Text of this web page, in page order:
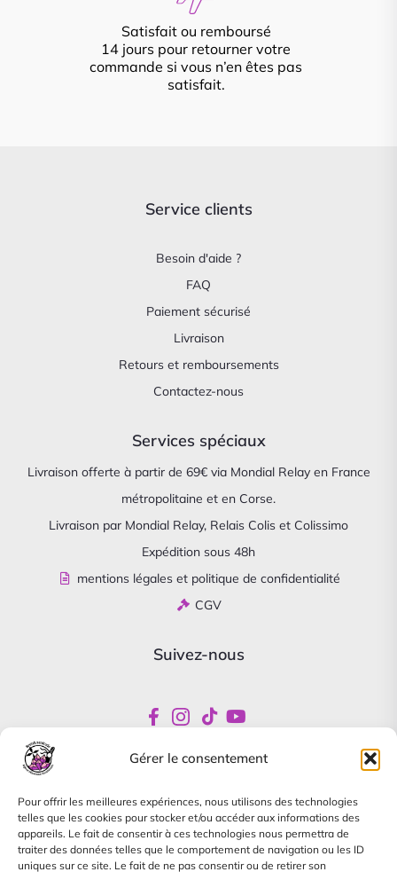
Gérer le consentement
Pour offrir les meilleures expériences, nous utilisons des technologies
telles que les cookies pour stocker et/ou accéder aux informations des
appareils. Le fait de consentir à ces technologies nous permettra de
traiter des données telles que le comportement de navigation ou les ID
uniques sur ce site. Le fait de ne pas consentir ou de retirer son
Satisfait ou remboursé
14 jours pour retourner votre
commande si vous n’en êtes pas
satisfait.
Service clients
Besoin d'aide ?
FAQ
Paiement sécurisé
Livraison
Retours et remboursements
Contactez-nous
Services spéciaux
Livraison offerte à partir de 69€ via Mondial Relay en France
métropolitaine et en Corse.
Livraison par Mondial Relay, Relais Colis et Colissimo
Expédition sous 48h
mentions légales et politique de confidentialité
CGV
Suivez-nous
Newsletter
Abonnez-vous pour être informés de nos offres
spéciales